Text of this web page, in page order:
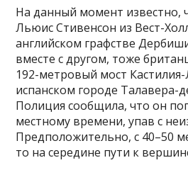
На данный момент известно,
Льюис Стивенсон из Вест-
английском графстве
вместе с другом, тоже
192-метровый мост
испанском городе Талавера-
Полиция сообщила, что он
местному времени, упав с
Предположительно, с 40–50
то на середине пути к